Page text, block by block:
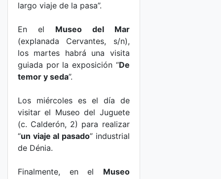
largo viaje de la pasa”.
En el Museo del Mar
(explanada Cervantes, s/n),
los martes habrá una visita
guiada por la exposición “De
temor y seda”.
Los miércoles es el día de
visitar el Museo del Juguete
(c. Calderón, 2) para realizar
“un viaje al pasado” industrial
de Dénia.
Finalmente, en el Museo